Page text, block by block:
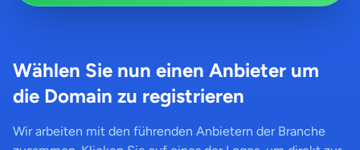
Wählen Sie nun einen Anbieter um
die Domain zu registrieren
Wir arbeiten mit den führenden Anbietern der Branche